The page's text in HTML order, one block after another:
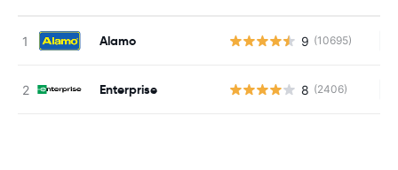
Alamo 9 (10695)
Enterprise 8 (2406)